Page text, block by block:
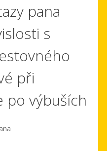
pana
s
při
po výbuších